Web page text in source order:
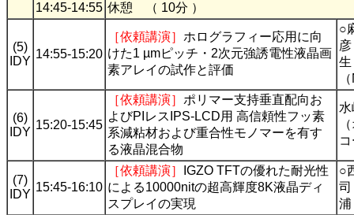
14:45-14:55 休憩 （ 10分 ）
(5)
IDY
14:55-15:20
［依頼講演］ ホログラフィー応用に向
けた1 µmピッチ・2次元強誘電性液晶画
素アレイの試作と評価
○
生
(6)
IDY
15:20-15:45
［依頼講演］ ポリマー支持垂直配向お
よびPIレスIPS-LCD用 高信頼性フッ素
系減粘材および重合性モノマーを有す
る液晶混合物
(7)
IDY
15:45-16:10
［依頼講演］
IGZO TFTの優れた耐光性
による10000nitの超高輝度8K液晶ディ
スプレイの実現
○